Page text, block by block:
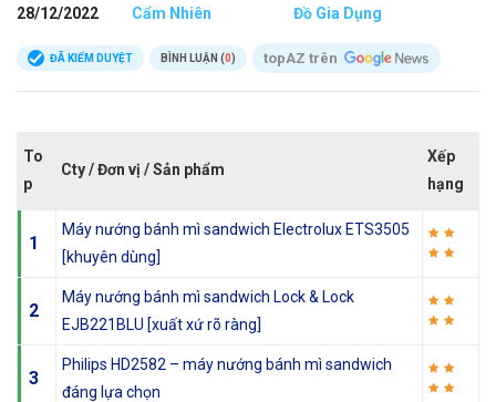
28/12/2022
Cẩm Nhiên
Đồ Gia Dụng
ĐÃ KIỂM DUYỆT BÌNH LUẬN (0) topAZ trên
To
p
Cty / Đơn vị / Sản phẩm
Xếp
hạng
1
Máy nướng bánh mì sandwich Electrolux ETS3505
[khuyên dùng]
2
Máy nướng bánh mì sandwich Lock & Lock
EJB221BLU [xuất xứ rõ ràng]
3
Philips HD2582 – máy nướng bánh mì sandwich
đáng lựa chọn